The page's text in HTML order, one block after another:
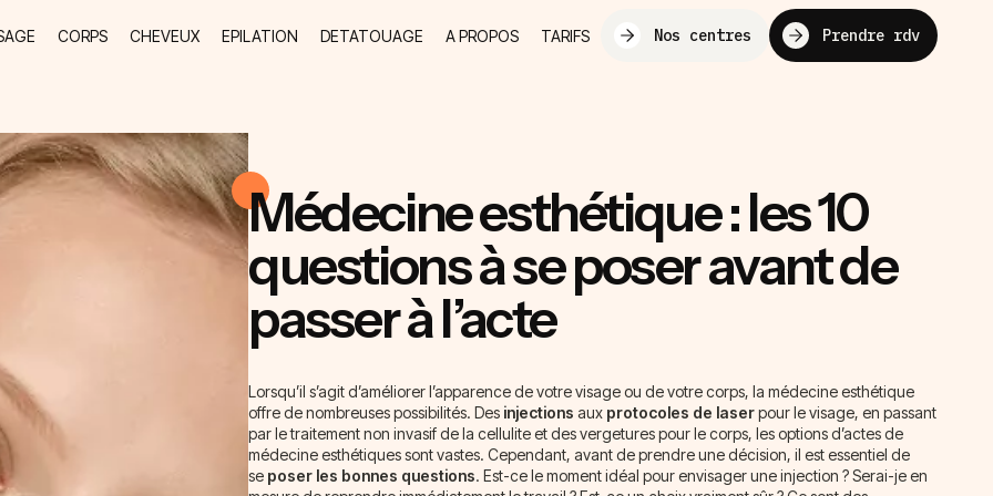
CORPS CHEVEUX EPILATION DETATOUAGE A PROPOS TARIFS Nos centres Prendre rdv
Médecine esthétique : les 10
questions à se poser avant de
passer à l’acte
Lorsqu’il s’agit d’améliorer l’apparence de votre visage ou de votre corps, la médecine esthétique
offre de nombreuses possibilités. Des injections aux protocoles de laserpour le visage, en passant
par le traitement non invasif de la cellulite et des vergetures pour le corps, les options d’actes de
médecine esthétiques sont vastes. Cependant, avant de prendre une décision, il est essentiel de
se poser les bonnes questions. Est-ce le moment idéal pour envisager une injection ? Serai-je en